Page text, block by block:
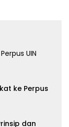
ke Perpus
dan